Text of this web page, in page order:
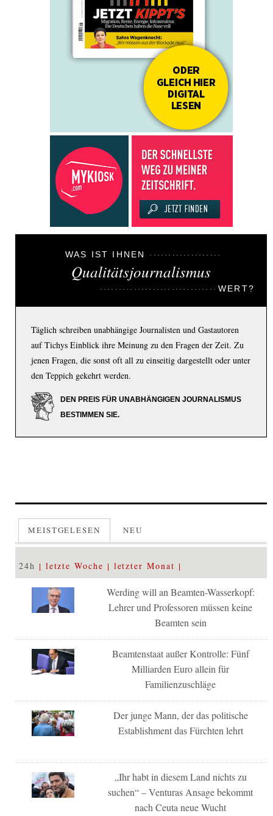
WAS IST IHNEN
Qualitätsjournalismus
WERT?
Täglich schreiben unabhängige Journalisten und Gastautoren
auf Tichys Einblick ihre Meinung zu den Fragen der Zeit. Zu
jenen Fragen, die sonst oft all zu einseitig dargestellt oder unter
den Teppich gekehrt werden.
DEN PREIS FÜR UNABHÄNGIGEN JOURNALISMUS
BESTIMMEN SIE.
MEISTGELESEN NEU
24h letzte Woche letzter Monat
Werding will an Beamten-Wasserkopf:
Lehrer und Professoren müssen keine
Beamten sein
Beamtenstaat außer Kontrolle: Fünf
Milliarden Euro allein für
Familienzuschläge
Der junge Mann, der das politische
Establishment das Fürchten lehrt
„Ihr habt in diesem Land nichts zu
suchen“ – Venturas Ansage bekommt
nach Ceuta neue Wucht